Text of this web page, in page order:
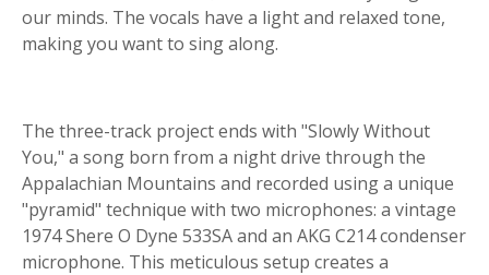
our minds. The vocals have a light and relaxed tone,
making you want to sing along.
The three-track project ends with "Slowly Without
You," a song born from a night drive through the
Appalachian Mountains and recorded using a unique
"pyramid" technique with two microphones: a vintage
1974 Shere O Dyne 533SA and an AKG C214 condenser
microphone. This meticulous setup creates a